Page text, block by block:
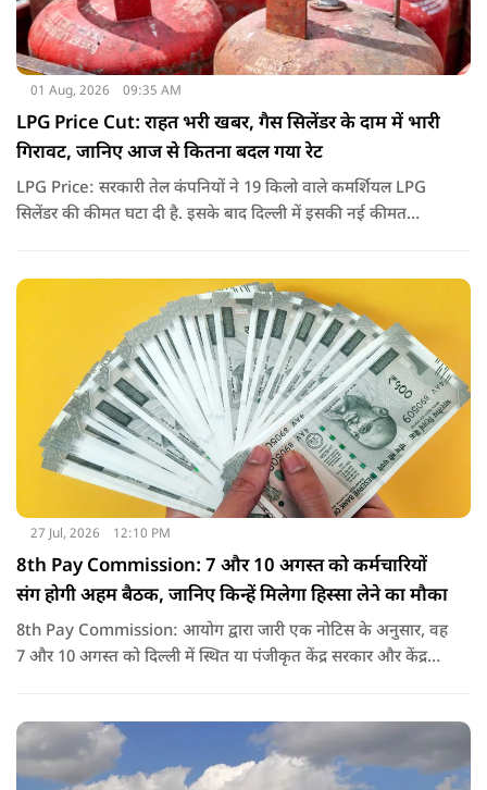
01 Aug, 2026 09:35 AM
LPG Price Cut: राहत भरी खबर, गैस सिलेंडर के दाम में भारी
गिरावट, जानिए आज से कितना बदल गया रेट
LPG Price: सरकारी तेल कंपनियों ने 19 किलो वाले कमर्शियल LPG
सिलेंडर की कीमत घटा दी है. इसके बाद दिल्ली में इसकी नई कीमत
27 Jul, 2026 12:10 PM
8th Pay Commission: 7 और 10 अगस्त को कर्मचारियों
संग होगी अहम बैठक, जानिए किन्हें मिलेगा हिस्सा लेने का मौका
8th Pay Commission: आयोग द्वारा जारी एक नोटिस के अनुसार, वह
7 और 10 अगस्त को दिल्ली में स्थित या पंजीकृत केंद्र सरकार और केंद्र